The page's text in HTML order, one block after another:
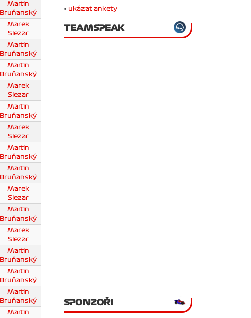
Martin
Bruňanský
Marek
Slezar
Martin
Bruňanský
Martin
Bruňanský
Marek
Slezar
Martin
Bruňanský
Marek
Slezar
Martin
Bruňanský
Martin
Bruňanský
Marek
Slezar
Martin
Bruňanský
Marek
Slezar
Martin
Bruňanský
Martin
Bruňanský
Martin
Bruňanský
Martin
• ukázat ankety
TEAMSPEAK
SPONZOŘI